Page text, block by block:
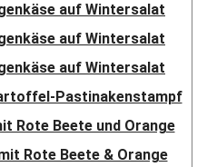
auf Wintersalat
auf Wintersalat
auf Wintersalat
Pastinakenstampf
Rote Beete und Orange
Rote Beete & Orange